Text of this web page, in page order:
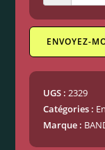
ENVOYEZ-
UGS :2329
Catégories :
Marque :